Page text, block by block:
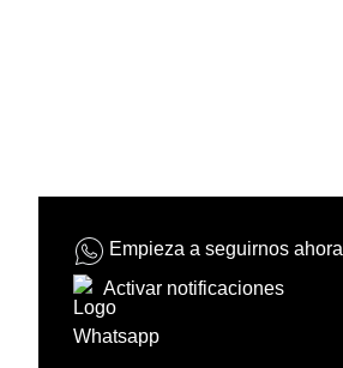
Empieza a seguirnos ahora
Activar notificaciones